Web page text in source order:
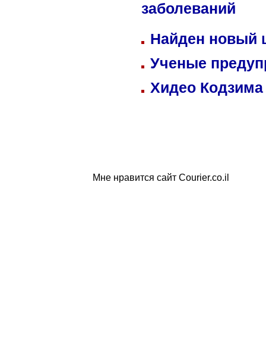
заболеваний
Найден
Ученые
Хидео
Мне нравится сайт Courier.co.il